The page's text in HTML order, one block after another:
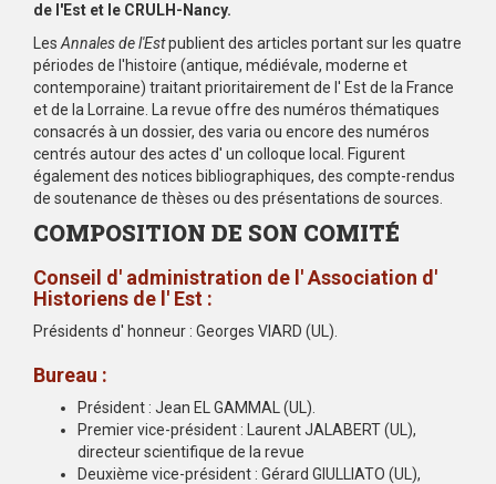
de l'Est et le CRULH-Nancy.
Les Annales de l'Estpublient des articles portant sur les quatre
périodes de l'histoire (antique, médiévale, moderne et
contemporaine) traitant prioritairement de l' Est de la France
et de la Lorraine. La revue offre des numéros thématiques
consacrés à un dossier, des varia ou encore des numéros
centrés autour des actes d' un colloque local. Figurent
également des notices bibliographiques, des compte-rendus
de soutenance de thèses ou des présentations de sources.
COMPOSITION DE SON COMITÉ
Conseil d' administration de l' Association d'
Historiens de l' Est :
Présidents d' honneur : Georges VIARD (UL).
Bureau :
Président : Jean EL GAMMAL (UL).
Premier vice-président : Laurent JALABERT (UL),
directeur scientifique de la revue
Deuxième vice-président : Gérard GIULLIATO (UL),